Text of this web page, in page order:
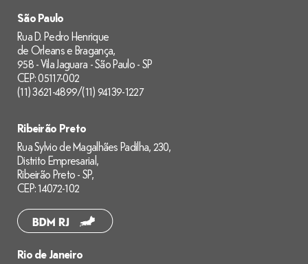
São Paulo
Rua D. Pedro Henrique
de Orleans e Bragança,
958 - Vila Jaguara - São Paulo - SP
CEP: 05117-002
(11) 3621-4899/(11) 94139-1227
Ribeirão Preto
Rua Sylvio de Magalhães Padilha, 230,
Distrito Empresarial,
Ribeirão Preto - SP,
CEP: 14072-102
Rio de Janeiro